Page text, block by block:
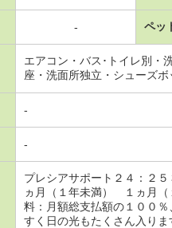
- ペッ
エアコン・バス･トイレ別・
座・洗面所独立・シューズボ
-
-
プレシアサポート２４：
ヵ月（１年未満） １ヵ月（
料：月額総支払額の１００
すく日の光もたくさん入り